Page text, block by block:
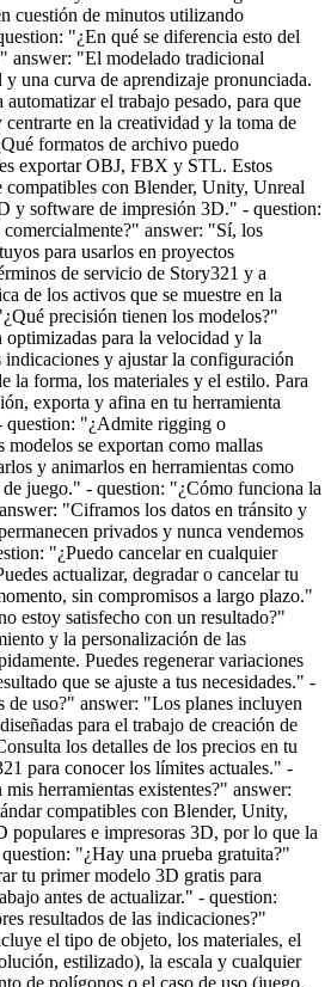
cuestión de minutos utilizando
"¿En qué se diferencia esto del
answer: "El modelado tradicional
una curva de aprendizaje pronunciada.
el trabajo pesado, para que
centrarte en la creatividad y la toma de
formatos de archivo puedo
exportar OBJ, FBX y STL. Estos
compatibles con Blender, Unity, Unreal
y software de impresión 3D." - question:
answer: "Sí, los
para usarlos en proyectos
de servicio de Story321 y a
de los activos que se muestre en la
precisión tienen los modelos?"
optimizadas para la velocidad y la
indicaciones y ajustar la configuración
la forma, los materiales y el estilo. Para
exporta y afina en tu herramienta
"¿Admite rigging o
se exportan como mallas
y animarlos en herramientas como
juego." - question: "¿Cómo funciona la
"Ciframos los datos en tránsito y
privados y nunca vendemos
"¿Puedo cancelar en cualquier
actualizar, degradar o cancelar tu
sin compromisos a largo plazo."
estoy satisfecho con un resultado?"
y la personalización de las
Puedes regenerar variaciones
que se ajuste a tus necesidades." -
de uso?" answer: "Los planes incluyen
para el trabajo de creación de
los detalles de los precios en tu
para conocer los límites actuales." -
herramientas existentes?" answer:
compatibles con Blender, Unity,
populares e impresoras 3D, por lo que la
"¿Hay una prueba gratuita?"
tu primer modelo 3D gratis para
antes de actualizar." - question:
resultados de las indicaciones?"
el tipo de objeto, los materiales, el
estilizado), la escala y cualquier
de polígonos o el caso de uso (juego,